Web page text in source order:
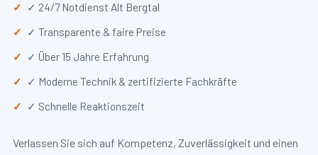
✓ 24/7 Notdienst Alt Bergtal
✓ Transparente & faire Preise
✓ Über 15 Jahre Erfahrung
✓ Moderne Technik & zertifizierte Fachkräfte
✓ Schnelle Reaktionszeit
Verlassen Sie sich auf Kompetenz, Zuverlässigkeit und einen